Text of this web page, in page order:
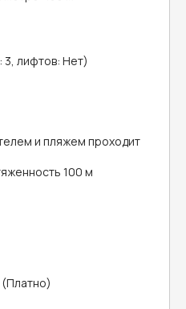
3, лифтов: Нет)
и пляжем проходит
100 м